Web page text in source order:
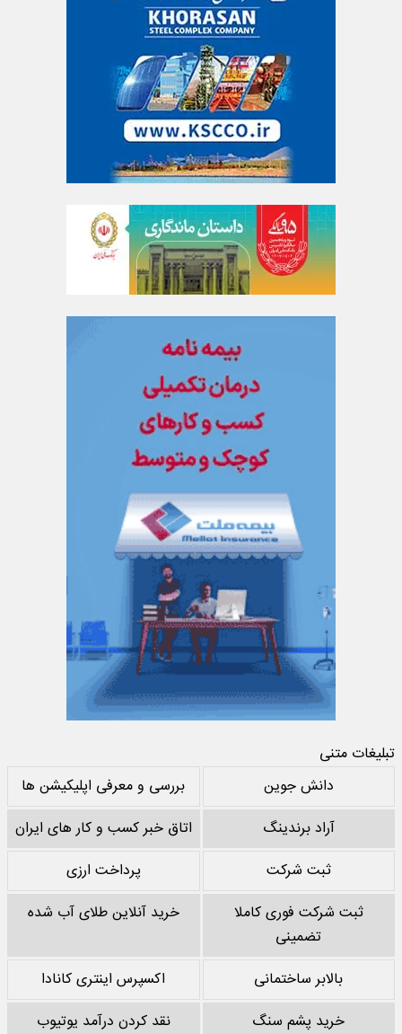
تبلیغات متنی
دانش جوین
بررسی و معرفی اپلیکیشن ها
آراد برندینگ
اتاق خبر کسب و کار های ایران
ثبت شرکت
پرداخت ارزی
ثبت شرکت فوری کاملا
تضمینی
خرید آنلاین طلای آب شده
بالابر ساختمانی
اکسپرس اینتری کانادا
خرید پشم سنگ
نقد کردن درآمد یوتیوب